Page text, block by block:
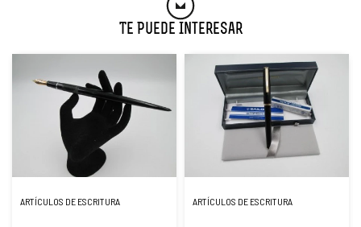
Te Puede Interesar
ARTÍCULOS DE ESCRITURA ARTÍCULOS DE ESCRITURA